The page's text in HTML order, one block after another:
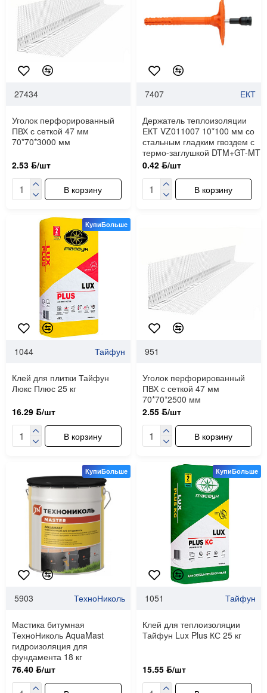
27434
Уголок перфорированный
ПВХ с сеткой 47 мм
70*70*3000 мм
2.53 ƃ/шт
В корзину
7407 ЕКТ
Держатель теплоизоляции
ЕКТ VZ011007 10*100 мм со
стальным гладким гвоздем с
термо-заглушкой DTM+GT-MT
0.42 ƃ/шт
В корзину
КупиБольше
1044 Тайфун
Клей для плитки Тайфун
Люкс Плюс 25 кг
16.29 ƃ/шт
В корзину
951
Уголок перфорированный
ПВХ с сеткой 47 мм
70*70*2500 мм
2.55 ƃ/шт
В корзину
КупиБольше
5903 ТехноНиколь
Мастика битумная
ТехноНиколь AquaMast
гидроизоляция для
фундамента 18 кг
76.40 ƃ/шт
КупиБольше
1051 Тайфун
Клей для теплоизоляции
Тайфун Lux Plus КС 25 кг
15.55 ƃ/шт